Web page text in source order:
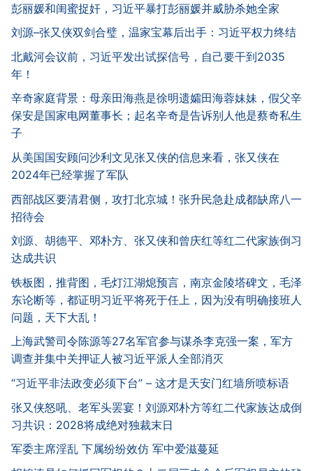
彭丽媛和闺蜜捉奸，习近平暴打彭丽媛并威胁杀她全家
刘源–张又侠双剑合璧，温家宝幕后出手：习近平权力终结
北戴河会议前，习近平发出试探信号，自己要干到2035
年！
辛奇家庭背景：母亲田海燕是徐明遗孀田海蓉妹妹，假父辛
保安是国家电网董事长；起名辛奇是告诉别人他是蔡奇私生
子
从美国国安顾问沙利文见张又侠的信息来看，张又侠在
2024年已经掌握了军队
西部战区要清君侧，攻打北京城！张升民急赴成都缺席八一
招待会
刘源、胡德平、邓朴方、张又侠和曾庆红等红二代家族倒习
达成共识
铁板图，推背图，毛灯江湖熄预言，南京金陵塔碑文，毛泽
东论断等，都证明习近平将死于任上，因为没有明确接班人
问题，天下大乱！
上海武警司令陈源等27名军官参与谋杀李克强一案，军方
调查并集中关押证人被习近平派人全部消灭
“习近平非法政变必须下台” – 这才是天安门红墙所喷标语
张又侠怒吼、老军头罢宴！刘源邓朴方等红二代家族达成倒
习共识：2028将成绝对独裁末日
军委主席淫乱 下属纷纷效仿 军中爱滋蔓延